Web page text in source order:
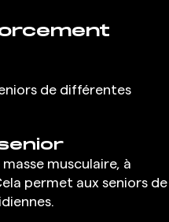
de différentes
musculaire, à
permet aux seniors de